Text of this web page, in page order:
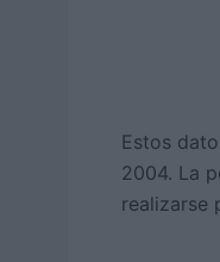
Estos
2004. La
realizarse